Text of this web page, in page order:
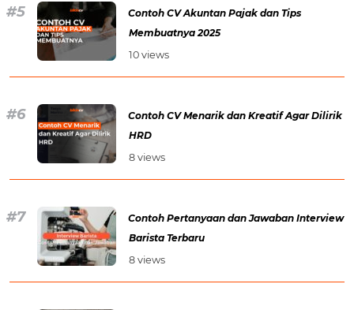
Contoh CV Akuntan Pajak dan Tips
Membuatnya 2025
10 views
Contoh CV Menarik dan Kreatif Agar Dilirik
HRD
8 views
Contoh Pertanyaan dan Jawaban Interview
Barista Terbaru
8 views